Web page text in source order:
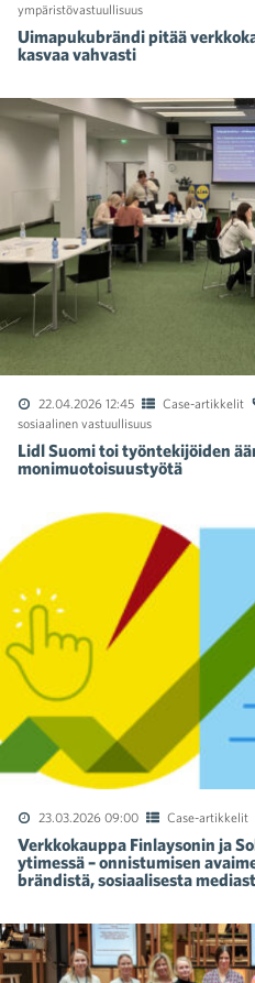
ympäristövastuullisuus
Uimapukubrändi pitää
kasvaa vahvasti
22.04.2026 12:45 Case-artikkelit
sosiaalinen vastuullisuus
Lidl Suomi toi työntekijöiden
monimuotoisuustyötä
23.03.2026 09:00 Case-artikkelit
Verkkokauppa Finlaysonin ja
ytimessä – onnistumisen
brändistä, sosiaalisesta